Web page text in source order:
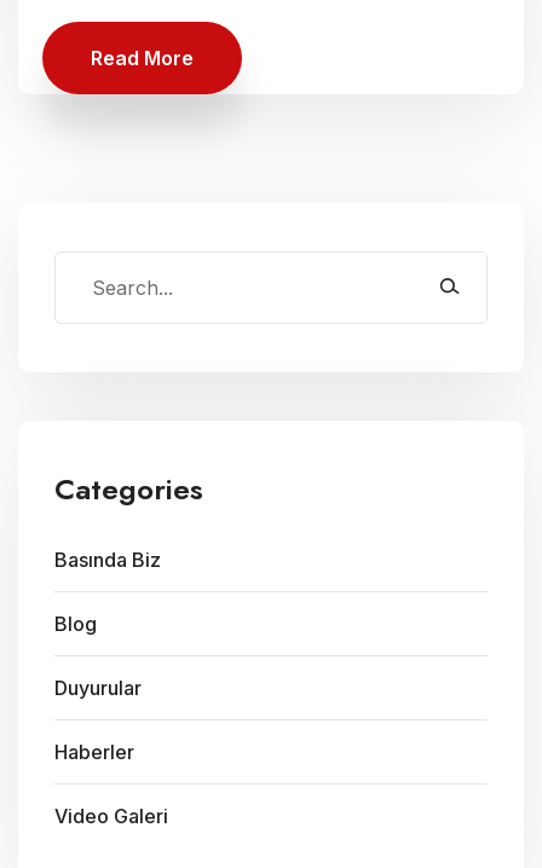
Categories
Basında Biz
Blog
Duyurular
Haberler
Video Galeri
Read More